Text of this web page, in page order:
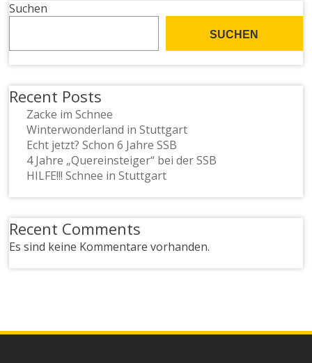
Suchen
SUCHEN
Recent Posts
Zacke im Schnee
Winterwonderland in Stuttgart
Echt jetzt? Schon 6 Jahre SSB
4 Jahre „Quereinsteiger“ bei der SSB
HILFE!!! Schnee in Stuttgart
Recent Comments
Es sind keine Kommentare vorhanden.